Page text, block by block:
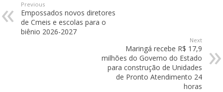
Previous
Empossados novos diretores
de Cmeis e escolas para o
biênio 2026-2027
Next
Maringá recebe R$ 17,9
milhões do Governo do Estado
para construção de Unidades
de Pronto Atendimento 24
horas